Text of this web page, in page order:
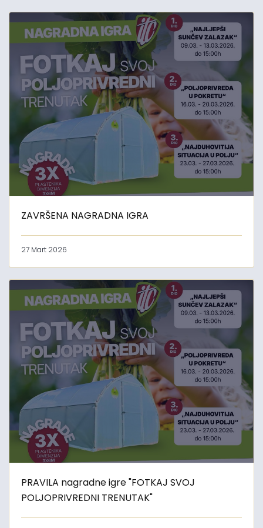
ZAVRŠENA NAGRADNA IGRA
27 Mart 2026
PRAVILA nagradne igre "FOTKAJ SVOJ
POLJOPRIVREDNI TRENUTAK"